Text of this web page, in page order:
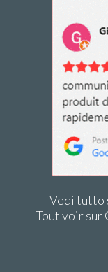
Vedi tutto
Tout voir sur